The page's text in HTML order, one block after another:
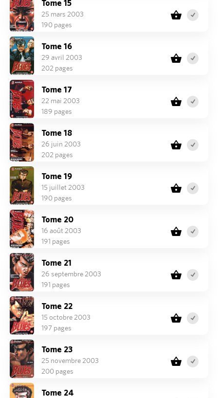
Tome 15
25 mars 2003
190 pages
Tome 16
29 avril 2003
202 pages
Tome 17
22 mai 2003
189 pages
Tome 18
26 juin 2003
202 pages
Tome 19
15 juillet 2003
190 pages
Tome 20
16 août 2003
191 pages
Tome 21
26 septembre 2003
191 pages
Tome 22
15 octobre 2003
197 pages
Tome 23
25 novembre 2003
200 pages
Tome 24